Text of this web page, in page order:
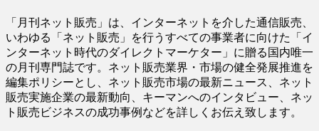
「月刊ネット販売」は、インターネットを介した通信販売、
いわゆる「ネット販売」を行うすべての事業者に向けた「イ
ンターネット時代のダイレクトマーケター」に贈る国内唯一
の月刊専門誌です。ネット販売業界・市場の健全発展推進を
編集ポリシーとし、ネット販売市場の最新ニュース、ネット
販売実施企業の最新動向、キーマンへのインタビュー、ネッ
ト販売ビジネスの成功事例などを詳しくお伝え致します。